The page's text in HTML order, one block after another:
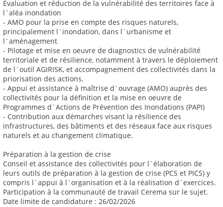
Évaluation et réduction de la vulnérabilité des territoires face à
l`aléa inondation
- AMO pour la prise en compte des risques naturels,
principalement l`inondation, dans l`urbanisme et
l`aménagement
- Pilotage et mise en oeuvre de diagnostics de vulnérabilité
territoriale et de résilience, notamment à travers le déploiement
de l`outil AGIRISK, et accompagnement des collectivités dans la
priorisation des actions.
- Appui et assistance à maîtrise d`ouvrage (AMO) auprès des
collectivités pour la définition et la mise en oeuvre de
Programmes d`Actions de Prévention des Inondations (PAPI)
- Contribution aux démarches visant la résilience des
infrastructures, des bâtiments et des réseaux face aux risques
naturels et au changement climatique.
Préparation à la gestion de crise
Conseil et assistance des collectivités pour l`élaboration de
leurs outils de préparation à la gestion de crise (PCS et PICS) y
compris l`appui à l`organisation et à la réalisation d`exercices.
Participation à la communauté de travail Cerema sur le sujet.
Date limite de candidature : 26/02/2026